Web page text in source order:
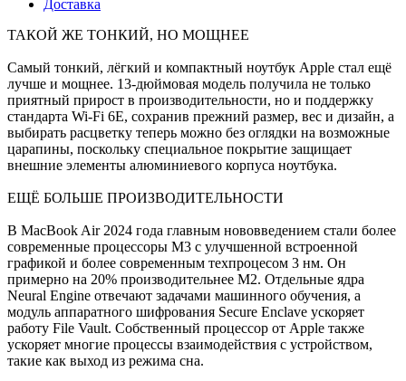
Доставка
ТАКОЙ ЖЕ ТОНКИЙ, НО МОЩНЕЕ
Самый тонкий, лёгкий и компактный ноутбук Apple cтал ещё
лучше и мощнее. 13-дюймовая модель получила не только
приятный прирост в производительности, но и поддержку
стандарта Wi-Fi 6E, сохранив прежний размер, вес и дизайн, а
выбирать расцветку теперь можно без оглядки на возможные
царапины, поскольку специальное покрытие защищает
внешние элементы алюминиевого корпуса ноутбука.
ЕЩЁ БОЛЬШЕ ПРОИЗВОДИТЕЛЬНОСТИ
В MacBook Air 2024 года главным нововведением стали более
современные процессоры M3 с улучшенной встроенной
графикой и более современным техпроцесом 3 нм. Он
примерно на 20% производительнее M2. Отдельные ядра
Neural Engine отвечают задачами машинного обучения, а
модуль аппаратного шифрования Secure Enclave ускоряет
работу File Vault. Собственный процессор от Apple также
ускоряет многие процессы взаимодействия с устройством,
такие как выход из режима сна.